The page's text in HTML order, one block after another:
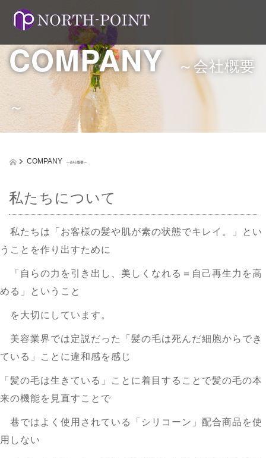
COMPANY ～会社概要
～
COMPANY ～会社概要～
私たちについて
私たちは「お客様の髪や肌が素の状態でキレイ。」とい
うことを作り出すために
「自らの力を引き出し、美しくなれる＝自己再生力を高
める」ということ
を大切にしています。
美容業界では定説だった「髪の毛は死んだ細胞からでき
ている」ことに違和感を感じ
「髪の毛は生きている」ことに着目することで髪の毛の本
来の機能を見直すことで
巷ではよく使用されている「シリコーン」配合商品を使
用しない